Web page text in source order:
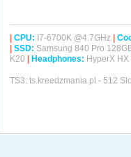
| CPU: I7-6700K @4.7GHz |
| SSD: Samsung 840 Pro
K20 |Headphones: HyperX
TS3: ts.kreedzmania.pl - 512